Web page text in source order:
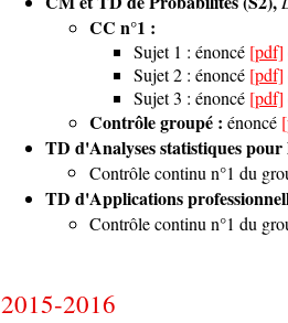
CC n°1 :
Sujet 1 : énoncé [pdf]
Sujet 2 : énoncé [pdf]
Sujet 3 : énoncé [pdf]
Contrôle groupé : énoncé
TD d'Analyses statistiques pour
Contrôle continu n°1 du
TD d'Applications
Contrôle continu n°1 du
2015-2016